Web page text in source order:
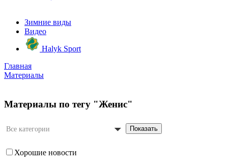
Зимние виды
Видео
Halyk Sport
Главная
Материалы
Материалы по тегу "Женис"
Все категории Показать
Хорошие новости